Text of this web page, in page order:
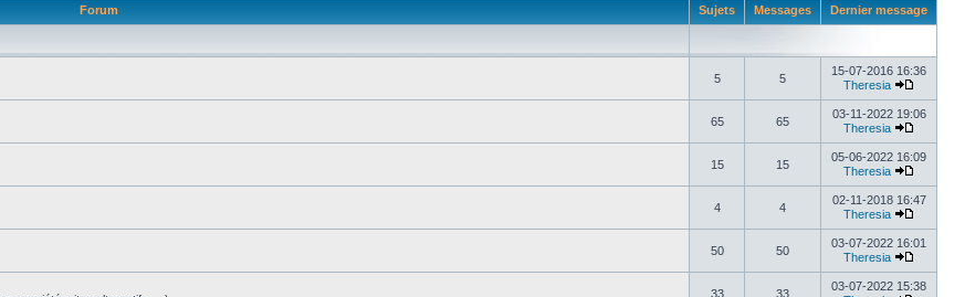
Forum Sujets Messages Dernier message
5 5
15-07-2016 16:36
Theresia
65 65
03-11-2022 19:06
Theresia
15 15
05-06-2022 16:09
Theresia
4 4
02-11-2018 16:47
Theresia
50 50
03-07-2022 16:01
Theresia
33 33
03-07-2022 15:38